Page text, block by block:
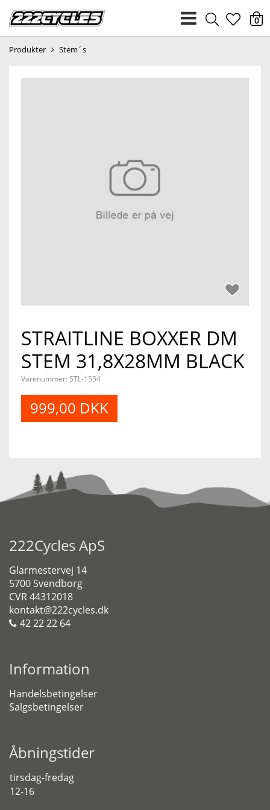
heart
0
Produkter Stem´s
STRAITLINE BOXXER DM
STEM 31,8X28MM BLACK
Varenummer: STL-1554
999,00 DKK
222Cycles ApS
Glarmestervej 14
5700 Svendborg
CVR 44312018
kontakt@222cycles.dk
42 22 22 64
Information
Handelsbetingelser
Salgsbetingelser
Åbningstider
tirsdag-fredag
12-16